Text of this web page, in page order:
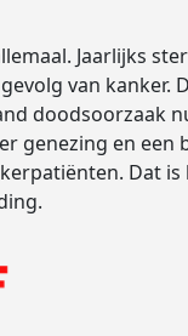
Jaarlijks
van kanker.
doodsoorzaak
genezing en een
Dat is